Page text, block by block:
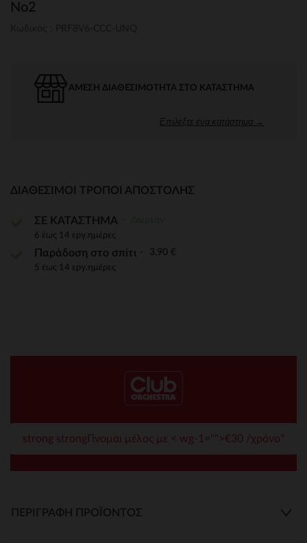
No2
ΆΜΕΣΗ ΔΙΑΘΕΣΙΜΌΤΗΤΑ ΣΤΟ ΚΑΤΆΣΤΗΜΑ
Επιλέξτε ένα κατάστημα →
ΔΙΑΘΈΣΙΜΟΙ ΤΡΌΠΟΙ ΑΠΟΣΤΟΛΉΣ
ΣΕ ΚΑΤΑΣΤΗΜΑ
6 έως 14 εργ.ημέρες
Παράδοση στο σπίτι 3,90 €
5 έως 14 εργ.ημέρες
strong strongΓίνομαι μέλος με < wg-1="">€30 /χρόνο*
ΠΕΡΙΓΡΑΦΉ ΠΡΟΪΌΝΤΟΣ